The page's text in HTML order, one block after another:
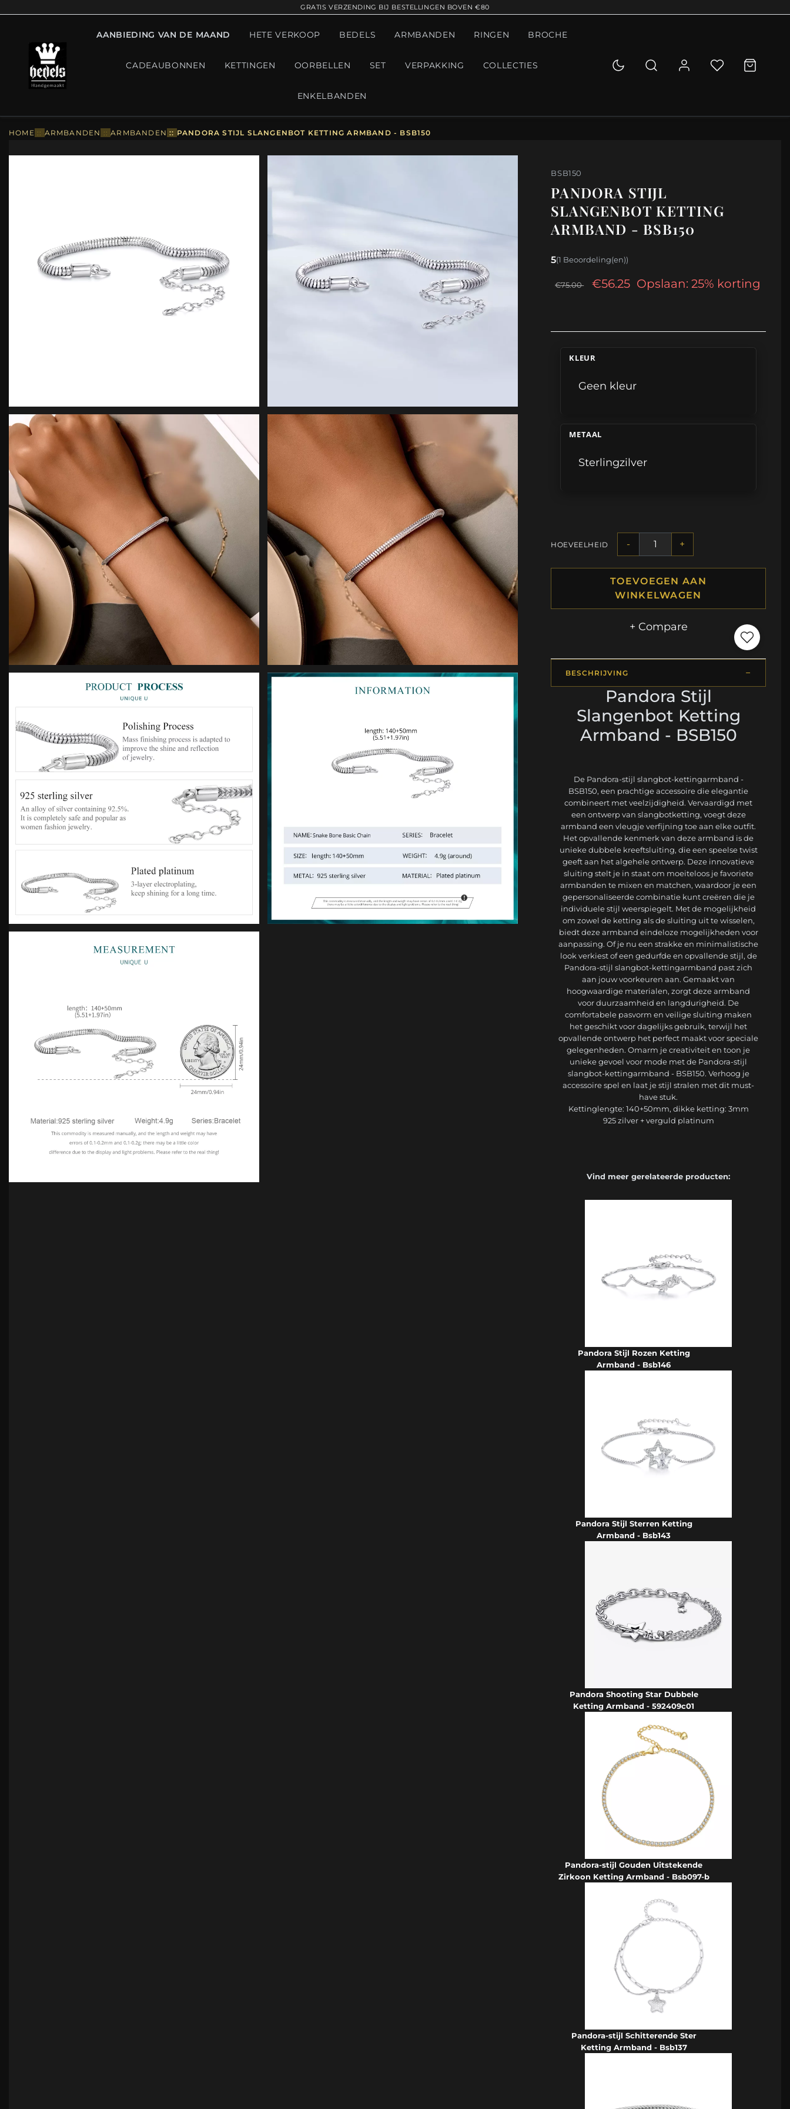
GRATIS VERZENDING BIJ BESTELLINGEN BOVEN €80
AANBIEDING VAN DE MAAND HETE VERKOOP BEDELS ARMBANDEN RINGEN BROCHE
CADEAUBONNEN KETTINGEN OORBELLEN SET VERPAKKING COLLECTIES
ENKELBANDEN
HOME :: ARMBANDEN ::ARMBANDEN :: PANDORA STIJL SLANGENBOT KETTING ARMBAND - BSB150
BSB150
PANDORA STIJL
SLANGENBOT KETTING
ARMBAND - BSB150
5(1 Beoordeling(en))
€75.00 €56.25 Opslaan: 25% korting
KLEUR
Geen kleur
METAAL
Sterlingzilver
HOEVEELHEID - +
TOEVOEGEN AAN
WINKELWAGEN
+ Compare
BESCHRIJVING
Pandora Stijl
Slangenbot Ketting
Armband - BSB150
De Pandora-stijl slangbot-kettingarmband -
BSB150, een prachtige accessoire die elegantie
combineert met veelzijdigheid. Vervaardigd met
een ontwerp van slangbotketting, voegt deze
armband een vleugje verfijning toe aan elke outfit.
Het opvallende kenmerk van deze armband is de
unieke dubbele kreeftsluiting, die een speelse twist
geeft aan het algehele ontwerp. Deze innovatieve
sluiting stelt je in staat om moeiteloos je favoriete
armbanden te mixen en matchen, waardoor je een
gepersonaliseerde combinatie kunt creëren die je
individuele stijl weerspiegelt. Met de mogelijkheid
om zowel de ketting als de sluiting uit te wisselen,
biedt deze armband eindeloze mogelijkheden voor
aanpassing. Of je nu een strakke en minimalistische
look verkiest of een gedurfde en opvallende stijl, de
Pandora-stijl slangbot-kettingarmband past zich
aan jouw voorkeuren aan. Gemaakt van
hoogwaardige materialen, zorgt deze armband
voor duurzaamheid en langdurigheid. De
comfortabele pasvorm en veilige sluiting maken
het geschikt voor dagelijks gebruik, terwijl het
opvallende ontwerp het perfect maakt voor speciale
gelegenheden. Omarm je creativiteit en toon je
unieke gevoel voor mode met de Pandora-stijl
slangbot-kettingarmband - BSB150. Verhoog je
accessoire spel en laat je stijl stralen met dit must-
have stuk.
Kettinglengte: 140+50mm, dikke ketting: 3mm
925 zilver + verguld platinum
Vind meer gerelateerde producten:
Pandora Stijl Rozen Ketting
Armband - Bsb146
Pandora Stijl Sterren Ketting
Armband - Bsb143
Pandora Shooting Star Dubbele
Ketting Armband - 592409c01
Pandora-stijl Gouden Uitstekende
Zirkoon Ketting Armband - Bsb097-b
Pandora-stijl Schitterende Ster
Ketting Armband - Bsb137